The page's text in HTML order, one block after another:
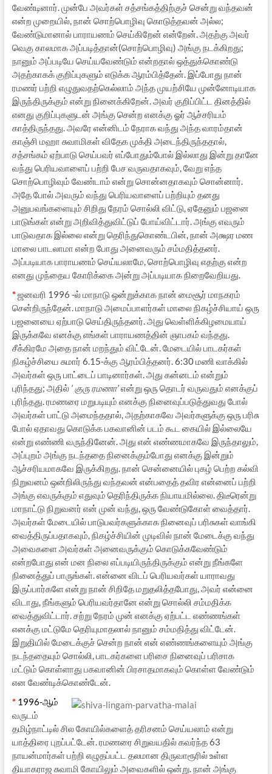
வேண்டினார். முன்பே அவர்கள் சத்சங்கத்திற்குச் சென்று வந்தவன்
என்ற முறையில், நான் சொற்பொழிவு கொடுத்தவன் அல்ல;
வேண்டுமானால் பாராயணம் செய்கிறேன் என்றேன். அதற்கு அவர்
வெகு காலமாக அப்படித்தான்(சொற்பொழிவு) அங்கு நடக்கிறது;
நானும் அப்படியே செய்யவேண்டும் என்றதால் ஒத்துக்கொண்டு
அதற்காகக் குறிப்புகளும் எடுக்க ஆரம்பித்தேன். இப்போது நான்
ரமணர் பற்றி எழுதுவதற்கெல்லாம் அந்த முயற்சியே முன்னோடியாக
இருந்திருக்கும் என்று நினைக்கிறேன். அவர் குறிப்பிட்ட தினத்தில்
எனது குறிப்புகளுடன் அங்கு சென்ற எனக்கு ஓர் ஆச்சரியம்
காத்திருந்தது. அவரே என்னிடம் நேராக வந்து அந்த வாரம்தான்
காஞ்சி மஹா சுவாமிகள் விதேக முக்தி அடைந்திருந்ததால்,
சத்சங்கம் ஏற்பாடு செய்பவர் எப்போதும்போல் இல்லாது இன்று தானே
வந்து பெரியவாளைப் பற்றி பேச வருவதாகவும், வேறு எந்த
சொற்பொழிவும் வேண்டாம் என்று சொன்னதாகவும் சொன்னார்.
அதே போல் அவரும் வந்து பெரியவாளைப் பற்றியும் தனது
அனுபவங்களையும் சிறிது நேரம் சொல்லி விட்டு, ஏதேனும் பஜனை
பாடுங்கள் என்று அறிவித்துவிட்டுப் போய்விட்டார். அங்கு எவரும்
பாடுவதாக இல்லை என்று தெரிந்துகொண்டபின், நான் அக்ஷர மண
மாலை பாடலாமா என்ற போது அனைவரும் சம்மதித்தனர்.
அப்படியாக பாராயணம் செய்யலாமே, சொற்பொழிவு எதற்கு என்ற
எனது முந்தைய கோரிக்கை அன்று அப்படியாக நிறைவேறியது.
*ஜனவரி 1996 -ல் மாநாடு ஒன்றுக்காக நான் மைசூர் மாநகரம்
சென்றிருந்தேன். மாநாடு அமைப்பாளர்கள் மாலை நிகழ்ச்சியாய் ஒரு
பஜனையை ஏற்பாடு செய்திருந்தனர். அது வெள்ளிக்கிழமையாய்
இருக்கவே எனக்கு எங்கள் பாராயணத்தின் ஞாபகம் வந்தது.
சீக்கிரமே அதை நான் மறந்தும் விட்டேன். மேடையில் பாடகர்கள்
நிகழ்ச்சியை சுமார் 6.15-க்கு ஆரம்பித்தனர். 6:30 மணி வாக்கில்
அவர்கள் ஒரு பாட்டைப் பாடினார்கள். அது கன்னடம் என்றும்
புரிந்தது; அதில் ‘ குரு ரமணா’என்று ஒரு தொடர் வருவதும் எனக்குப்
புரிந்தது. ரமணரை மறுபடியும் எனக்கு நினைவுப்படுத்துவது போல்
அவர்கள் பாட்டு அமைந்ததால், அதற்காகவே அவர்களுக்கு ஒரு பரிசு
போல் ஏதாவது கொடுக்க பகவானின் படம் கூட கையில் இல்லையே
என்று எண்ணி வருந்தினேன். அது என் எண்ணமாகவே இருந்தாலும்,
அப்புறம் அங்கு நடந்ததை நினைக்கும்போது எனக்கு இன்றும்
ஆச்சரியமாகவே இருக்கிறது. நான் சென்னையில் புகழ் பெற்ற கல்வி
நிறுவனம் ஒன்றிலிருந்து வந்தவன் என்பதைத் தவிர என்னைப் பற்றி
அங்கு எவருக்கும் எதுவும் தெரிந்திருக்க நியாயமில்லை. திடீரென்று
மாநாட்டு நிறுவனர் என் முன் வந்து, ஒரு வேண்டுகோள் வைத்தார்.
அவர்கள் மேடையில் பாடுபவர்களுக்காக நினைவுப் பரிசுகள் வாங்கி
வைத்திருப்பதாகவும், நிகழ்ச்சியின் முடிவில் நான் மேடைக்கு வந்து
அவைகளை அவர்கள் அனைவருக்கும் கொடுக்கவேண்டும்
என்றபோது என் மன நிலை எப்படியிருந்திருக்கும் என்று நீங்களே
நினைத்துப் பாருங்கள். என்னை விடப் பெரியவர்கள் யாராவது
இருப்பார்களே என்று நான் சிறிதே மறுதலித்தபோது, அவர் என்னை
விடாது, நீங்களும் பெரியவர்தானே என்று சொல்லி சம்மதிக்க
வைத்துவிட்டார். சற்று நேரம் முன் எனக்கு ஏற்பட்ட எண்ணங்கள்
எனக்கு மட்டுமே தெரியுமாதலால் நானும் சம்மதித்து விட்டேன்.
இறுதியில் மேடைக்குச் சென்ற நான் என் எண்ணங்களையும் அங்கு
நடந்ததையும் சொல்லி, பாடகர்களை பரிசை நினைவுப் பரிசாக
மட்டும் கொள்ளாது பகவானின் பிரசாதமாகவும் கொள்ள வேண்டும்
என வேண்டிக்கொண்டேன்.
* 1996-ஆம்
வருடம்
தமிழ்நாட்டில் சில கோயில்களைத் தரிசனம் செய்யலாம் என்று
யாத்திரை புறப்பட்டேன். ரமணரை சிறுவயதில் கவர்ந்த 63
நாயன்மார்கள் பற்றி எழுதப்பட்ட தலமான திருவாரூரில் உள்ள
தியாகராஜ சுவாமி கோயிலும் அவைகளில் ஒன்று. நான் அங்கு